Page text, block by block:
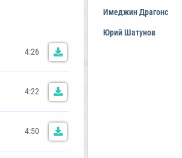
4:26
4:22
4:50
Имеджин Драгонс
Юрий Шатунов